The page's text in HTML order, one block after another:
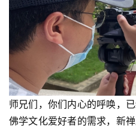
师兄们，你们内心的呼唤，
佛学文化爱好者的需求，新